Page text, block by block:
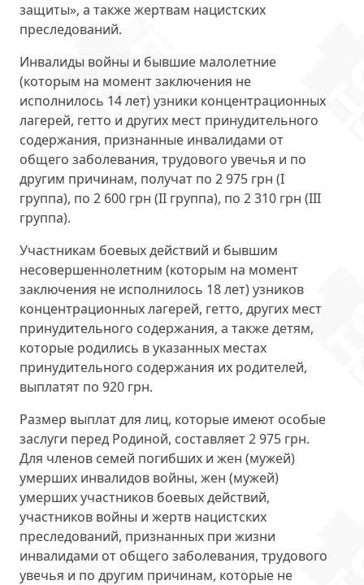
защиты», а также жертвам нацистских
преследований.
Инвалиды войны и бывшие малолетние
(которым на момент заключения не
исполнилось 14 лет) узники концентрационных
лагерей, гетто и других мест принудительного
содержания, признанные инвалидами от
общего заболевания, трудового увечья и по
другим причинам, получат по 2 975 грн (I
группа), по 2 600 грн (II группа), по 2 310 грн (III
группа).
Участникам боевых действий и бывшим
несовершеннолетним (которым на момент
заключения не исполнилось 18 лет) узников
концентрационных лагерей, гетто, других мест
принудительного содержания, а также детям,
которые родились в указанных местах
принудительного содержания их родителей,
выплатят по 920 грн.
Размер выплат для лиц, которые имеют особые
заслуги перед Родиной, составляет2 975 грн.
Для членов семей погибших и жен (мужей)
умерших инвалидов войны, жен (мужей)
умерших участников боевых действий,
участников войны и жертв нацистских
преследований, признанных при жизни
инвалидами от общего заболевания, трудового
увечья и по другим причинам, которые не